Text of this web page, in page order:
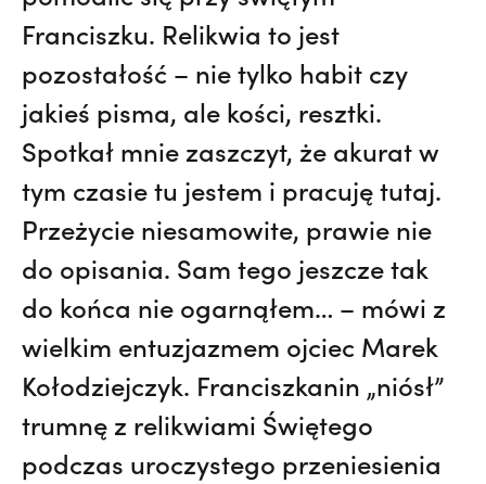
Franciszku. Relikwia to jest
pozostałość – nie tylko habit czy
jakieś pisma, ale kości, resztki.
Spotkał mnie zaszczyt, że akurat w
tym czasie tu jestem i pracuję tutaj.
Przeżycie niesamowite, prawie nie
do opisania. Sam tego jeszcze tak
do końca nie ogarnąłem… – mówi z
wielkim entuzjazmem ojciec Marek
Kołodziejczyk. Franciszkanin „niósł”
trumnę z relikwiami Świętego
podczas uroczystego przeniesienia